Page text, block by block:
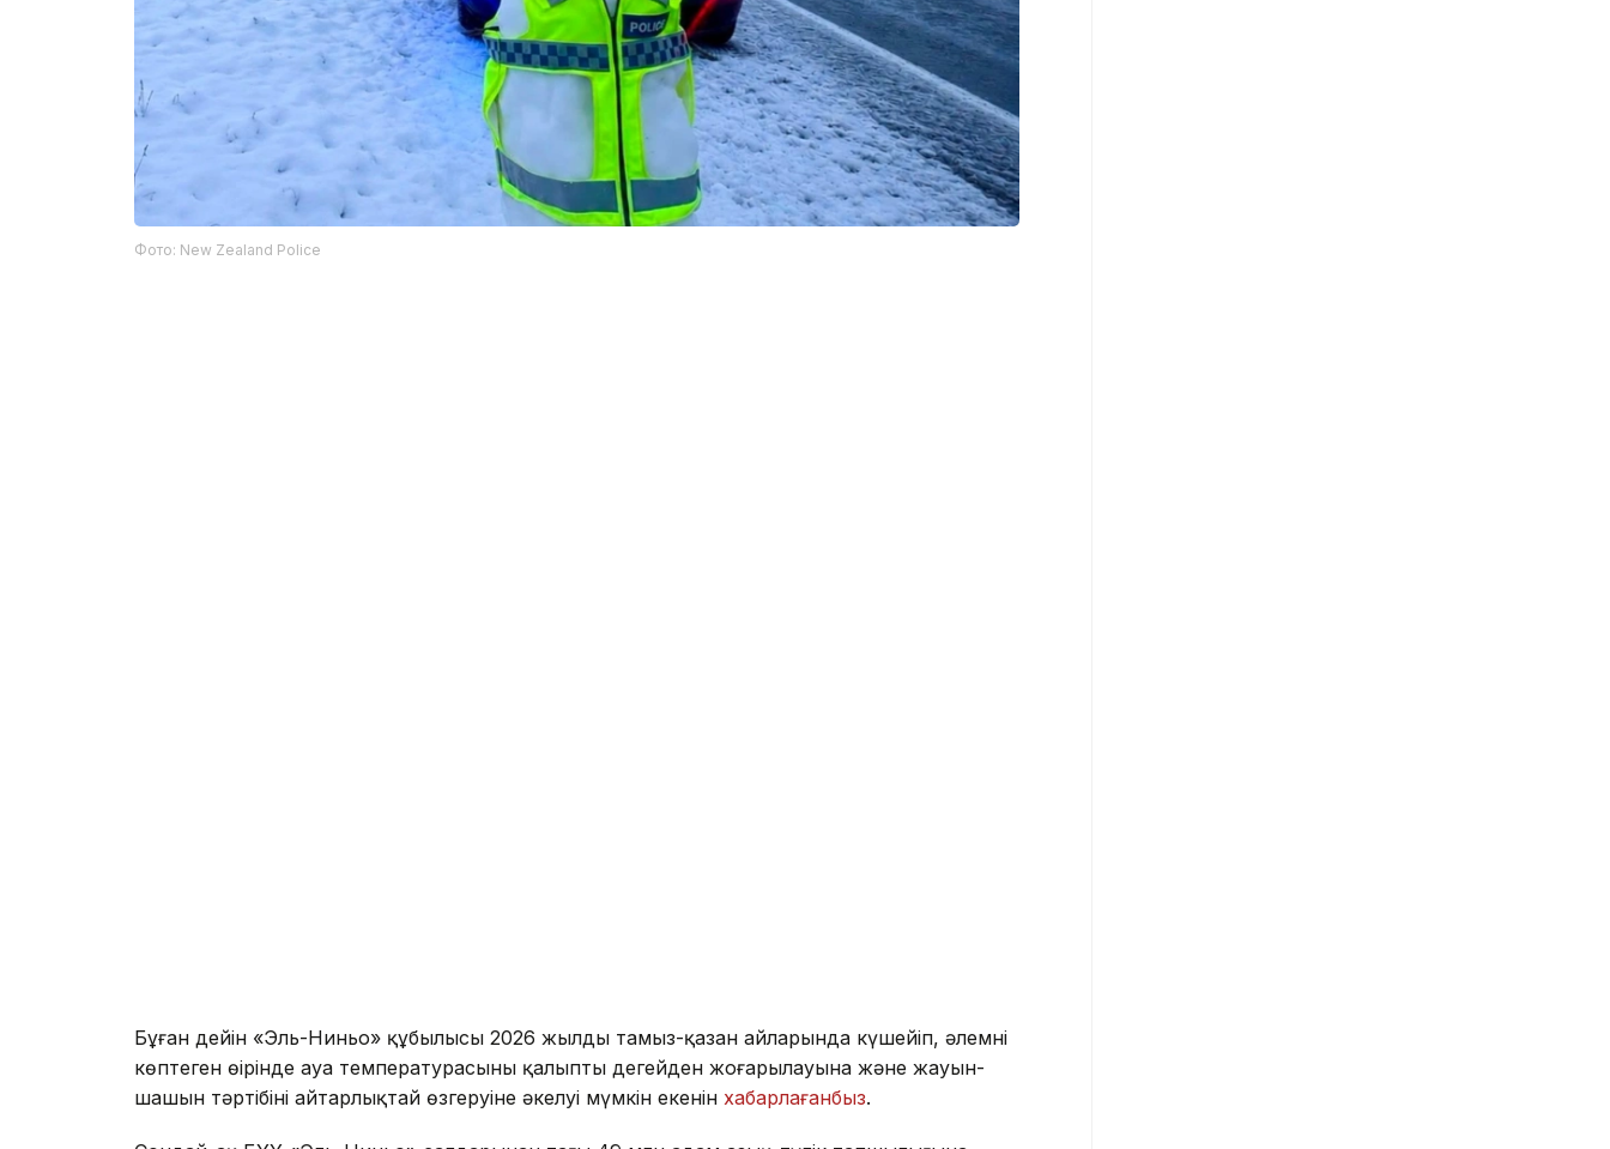
Фото: New Zealand Police
Бұған дейін «Эль-Ниньо» құбылысы 2026 жылдың тамыз-қазан айларында күшейіп, әлемнің
көптеген өңірінде ауа температурасының қалыпты деңгейден жоғарылауына және жауын-
шашын тәртібінің айтарлықтай өзгеруіне әкелуі мүмкін екенін хабарлағанбыз.